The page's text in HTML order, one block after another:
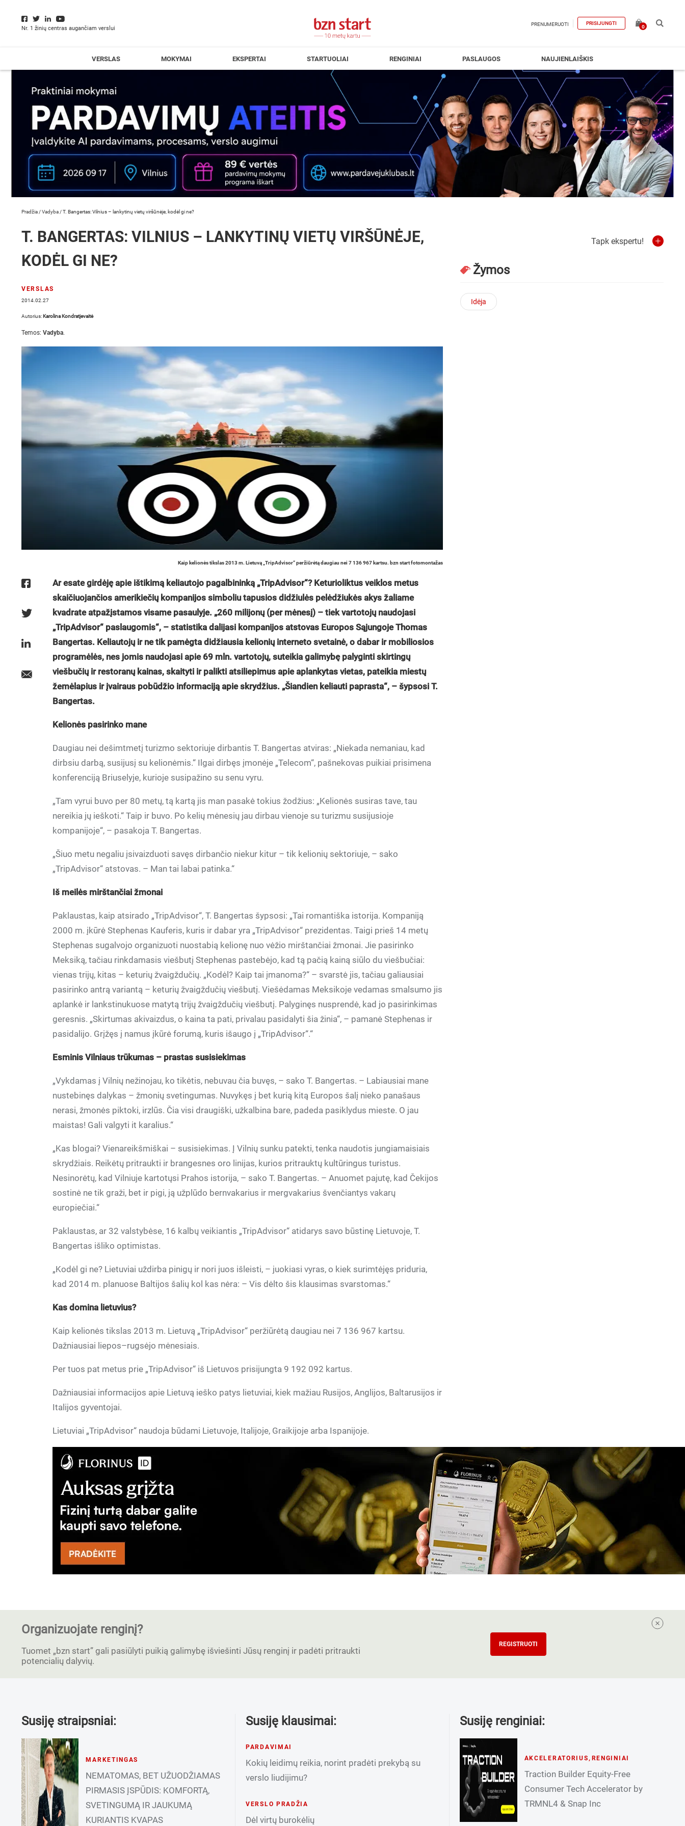
Nr. 1 žinių centras augančiam verslui
PRENUMERUOTI PRISIJUNGTI
0
VERSLAS MOKYMAI EKSPERTAI STARTUOLIAI RENGINIAI PASLAUGOS NAUJIENLAIŠKIS
Pradžia /Vadyba /T. Bangertas: Vilnius – lankytinų vietų viršūnėje, kodėl gi ne?
T. BANGERTAS: VILNIUS – LANKYTINŲ VIETŲ VIRŠŪNĖJE,
KODĖL GI NE?
VERSLAS
2014.02.27
Autorius: Karolina Kondratjevaitė
Temos: Vadyba.
Kaip kelionės tikslas 2013 m. Lietuvą „TripAdvisor“ peržiūrėtą daugiau nei 7 136 967 kartsu. bzn start fotomontažas
Ar esate girdėję apie ištikimą keliautojo pagalbininką „TripAdvisor“? Keturioliktus veiklos metus
skaičiuojančios amerikiečių kompanijos simboliu tapusios didžiulės pelėdžiukės akys žaliame
kvadrate atpažįstamos visame pasaulyje. „260 milijonų (per mėnesį) – tiek vartotojų naudojasi
„TripAdvisor“ paslaugomis“, – statistika dalijasi kompanijos atstovas Europos Sąjungoje Thomas
Bangertas. Keliautojų ir ne tik pamėgta didžiausia kelionių interneto svetainė, o dabar ir mobiliosios
programėlės, nes jomis naudojasi apie 69 mln. vartotojų, suteikia galimybę palyginti skirtingų
viešbučių ir restoranų kainas, skaityti ir palikti atsiliepimus apie aplankytas vietas, pateikia miestų
žemėlapius ir įvairaus pobūdžio informaciją apie skrydžius. „Šiandien keliauti paprasta“, – šypsosi T.
Bangertas.
Kelionės pasirinko mane
Daugiau nei dešimtmetį turizmo sektoriuje dirbantis T. Bangertas atviras: „Niekada nemaniau, kad
dirbsiu darbą, susijusį su kelionėmis.“ Ilgai dirbęs įmonėje „Telecom“, pašnekovas puikiai prisimena
konferenciją Briuselyje, kurioje susipažino su senu vyru.
„Tam vyrui buvo per 80 metų, tą kartą jis man pasakė tokius žodžius: „Kelionės susiras tave, tau
nereikia jų ieškoti.“ Taip ir buvo. Po kelių mėnesių jau dirbau vienoje su turizmu susijusioje
kompanijoje“, – pasakoja T. Bangertas.
„Šiuo metu negaliu įsivaizduoti savęs dirbančio niekur kitur – tik kelionių sektoriuje, – sako
„TripAdvisor“ atstovas. – Man tai labai patinka.“
Iš meilės mirštančiai žmonai
Paklaustas, kaip atsirado „TripAdvisor“, T. Bangertas šypsosi: „Tai romantiška istorija. Kompaniją
2000 m. įkūrė Stephenas Kauferis, kuris ir dabar yra „TripAdvisor“ prezidentas. Taigi prieš 14 metų
Stephenas sugalvojo organizuoti nuostabią kelionę nuo vėžio mirštančiai žmonai. Jie pasirinko
Meksiką, tačiau rinkdamasis viešbutį Stephenas pastebėjo, kad tą pačią kainą siūlo du viešbučiai:
vienas trijų, kitas – keturių žvaigždučių. „Kodėl? Kaip tai įmanoma?“ – svarstė jis, tačiau galiausiai
pasirinko antrą variantą – keturių žvaigždučių viešbutį. Viešėdamas Meksikoje vedamas smalsumo jis
aplankė ir lankstinukuose matytą trijų žvaigždučių viešbutį. Palyginęs nusprendė, kad jo pasirinkimas
geresnis. „Skirtumas akivaizdus, o kaina ta pati, privalau pasidalyti šia žinia“, – pamanė Stephenas ir
pasidalijo. Grįžęs į namus įkūrė forumą, kuris išaugo į „TripAdvisor“.“
Esminis Vilniaus trūkumas – prastas susisiekimas
„Vykdamas į Vilnių nežinojau, ko tikėtis, nebuvau čia buvęs, – sako T. Bangertas. – Labiausiai mane
nustebinęs dalykas – žmonių svetingumas. Nuvykęs į bet kurią kitą Europos šalį nieko panašaus
nerasi, žmonės piktoki, irzlūs. Čia visi draugiški, užkalbina bare, padeda pasiklydus mieste. O jau
maistas! Gali valgyti it karalius.“
„Kas blogai? Vienareikšmiškai – susisiekimas. Į Vilnių sunku patekti, tenka naudotis jungiamaisiais
skrydžiais. Reikėtų pritraukti ir brangesnes oro linijas, kurios pritrauktų kultūringus turistus.
Nesinorėtų, kad Vilniuje kartotųsi Prahos istorija, – sako T. Bangertas. – Anuomet pajutę, kad Čekijos
sostinė ne tik graži, bet ir pigi, ją užplūdo bernvakarius ir mergvakarius švenčiantys vakarų
europiečiai.“
Paklaustas, ar 32 valstybėse, 16 kalbų veikiantis „TripAdvisor“ atidarys savo būstinę Lietuvoje, T.
Bangertas išliko optimistas.
„Kodėl gi ne? Lietuviai uždirba pinigų ir nori juos išleisti, – juokiasi vyras, o kiek surimtėjęs priduria,
kad 2014 m. planuose Baltijos šalių kol kas nėra: – Vis dėlto šis klausimas svarstomas.“
Kas domina lietuvius?
Kaip kelionės tikslas 2013 m. Lietuvą „TripAdvisor“ peržiūrėtą daugiau nei 7 136 967 kartsu.
Dažniausiai liepos–rugsėjo mėnesiais.
Per tuos pat metus prie „TripAdvisor“ iš Lietuvos prisijungta 9 192 092 kartus.
Dažniausiai informacijos apie Lietuvą ieško patys lietuviai, kiek mažiau Rusijos, Anglijos, Baltarusijos ir
Italijos gyventojai.
Lietuviai „TripAdvisor“ naudoja būdami Lietuvoje, Italijoje, Graikijoje arba Ispanijoje.
Tapk ekspertu!
Žymos
Idėja
Organizuojate renginį?
Tuomet „bzn start” gali pasiūlyti puikią galimybę išviešinti Jūsų renginį ir padėti pritraukti
potencialių dalyvių.
REGISTRUOTI
Susiję straipsniai:
MARKETINGAS
NEMATOMAS, BET UŽUODŽIAMAS
PIRMASIS ĮSPŪDIS: KOMFORTĄ,
SVETINGUMĄ IR JAUKUMĄ
KURIANTIS KVAPAS
Susiję klausimai:
PARDAVIMAI
Kokių leidimų reikia, norint pradėti prekybą su
verslo liudijimu?
VERSLO PRADŽIA
Dėl virtų burokėlių
Susiję renginiai:
AKCELERATORIUS , RENGINIAI
Traction Builder Equity-Free
Consumer Tech Accelerator by
TRMNL4 & Snap Inc